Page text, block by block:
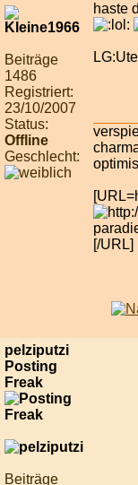
Beiträge
1486
Registriert:
23/10/2007
Status:
Offline
Geschlecht:
haste
LG:Ute
[/URL]
pelziputzi
Posting
Freak
Beiträge